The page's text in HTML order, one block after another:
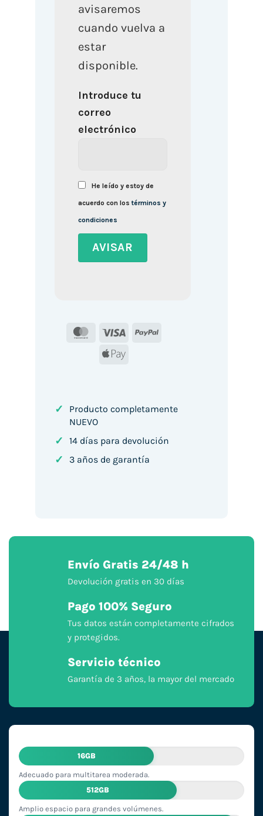
avisaremos
cuando vuelva a
estar
disponible.
Introduce tu
correo
electrónico
He leído y estoy de
acuerdo con lostérminos y
condiciones
MasterCard
Visa
PayPal
Apple
✓
Producto completamente
NUEVO
✓ 14 días para devolución
✓ 3 años de garantía
Envío Gratis 24/48 h
Devolución gratis en 30 días
Pago 100% Seguro
Tus datos están completamente cifrados
y protegidos.
Servicio técnico
Garantía de 3 años, la mayor del mercado
16GB
Adecuado para multitarea moderada.
512GB
Amplio espacio para grandes volúmenes.